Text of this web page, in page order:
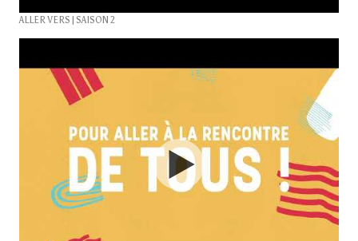
ALLER VERS | SAISON 2